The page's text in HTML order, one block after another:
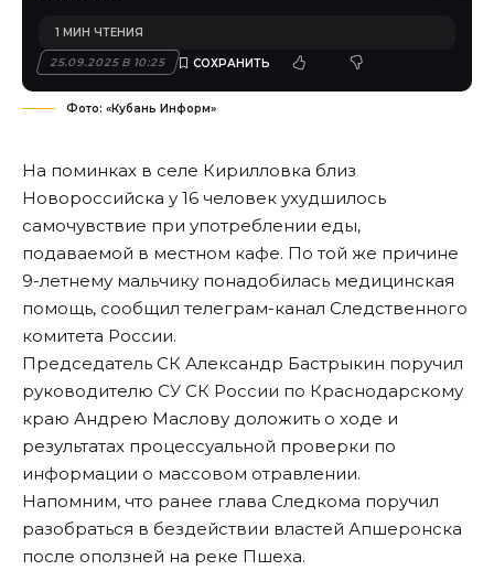
25.09.2025 В 10:25
1 МИН ЧТЕНИЯ
Фото: «Кубань Информ»
На поминках в селе Кирилловка близ
Новороссийска у 16 человек ухудшилось
самочувствие при употреблении еды,
подаваемой в местном кафе. По той же причине
9-летнему мальчику понадобилась медицинская
помощь, сообщил телеграм-канал Следственного
комитета России.
Председатель СК Александр Бастрыкин поручил
руководителю СУ СК России по Краснодарскому
краю Андрею Маслову доложить о ходе и
результатах процессуальной проверки по
информации о массовом отравлении.
Напомним, что ранее глава Следкома поручил
разобраться в бездействии властей Апшеронска
после оползней на реке Пшеха.